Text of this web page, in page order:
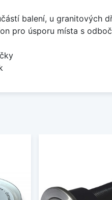
balení, u granitových
pro úsporu místa s